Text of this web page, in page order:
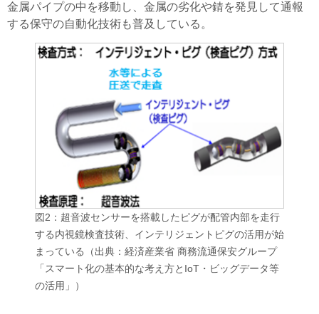
金属パイプの中を移動し、金属の劣化や錆を発見して通報
する保守の自動化技術も普及している。
図2：超音波センサーを搭載したピグが配管内部を走行
する内視鏡検査技術、インテリジェントピグの活用が始
まっている（出典：経済産業省 商務流通保安グループ
「スマート化の基本的な考え方とIoT・ビッグデータ等
の活用」）